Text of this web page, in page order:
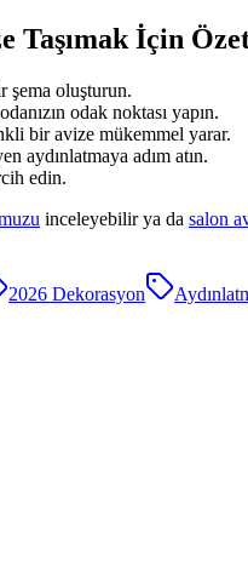
Taşımak İçin
şema oluşturun.
odak noktası yapın.
bir avize mükemmel yarar.
aydınlatmaya adım atın.
edin.
inceleyebilir ya da salon
2026 Dekorasyon